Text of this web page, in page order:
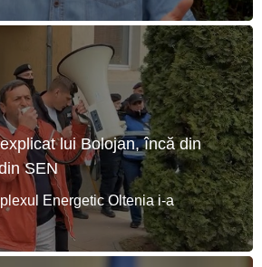
lui Bolojan, încă din
SEN
Energetic Oltenia i-a